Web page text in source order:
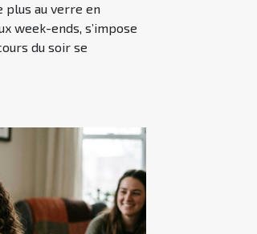
plus au verre en
week-ends, s’impose
du soir se